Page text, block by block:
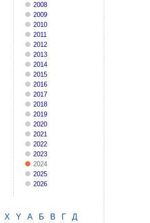
2008
2009
2010
2011
2012
2013
2014
2015
2016
2017
2018
2019
2020
2021
2022
2023
2024
2025
2026
X Y А Б В Г
Д